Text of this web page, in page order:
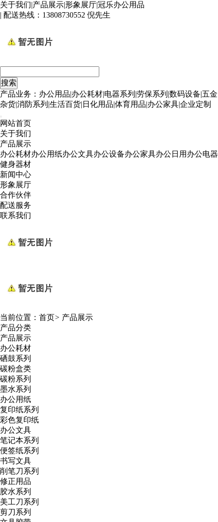
关于我们|产品展示|形象展厅|冠乐办公用品
| 配送热线： 13808730552 倪先生
产品业务：办公用品|办公耗材|电器系列|劳保系列|数码设备|五金
杂货|消防系列|生活百货|日化用品|体育用品|办公家具|企业定制
网站首页
关于我们
产品展示
办公耗材办公用纸办公文具办公设备办公家具办公日用 办公电器
健身器材
新闻中心
形象展厅
合作伙伴
配送服务
联系我们
当前位置： 首页> 产品展示
产品分类
产品展示
办公耗材
硒鼓系列
碳粉盒类
碳粉系列
墨水系列
办公用纸
复印纸系列
彩色复印纸
办公文具
笔记本系列
便签纸系列
书写文具
削笔刀系列
修正用品
胶水系列
美工刀系列
剪刀系列